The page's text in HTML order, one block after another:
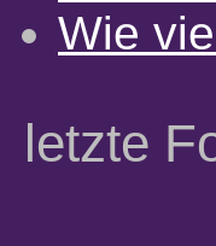
Wie
letzte